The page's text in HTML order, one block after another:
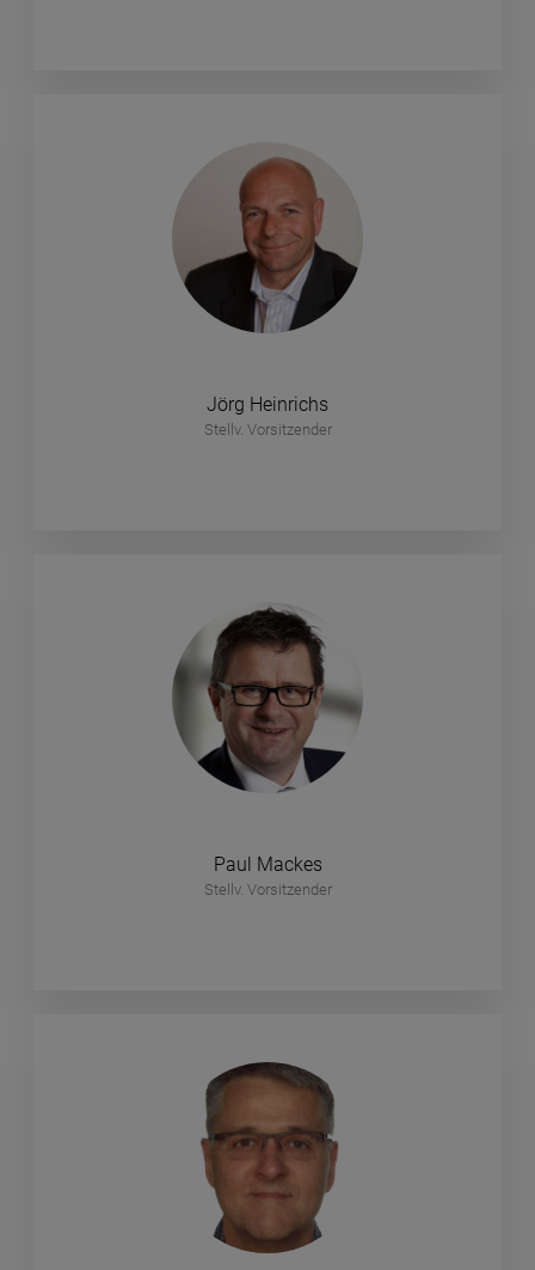
Jörg Heinrichs
Stellv. Vorsitzender
Paul Mackes
Stellv. Vorsitzender